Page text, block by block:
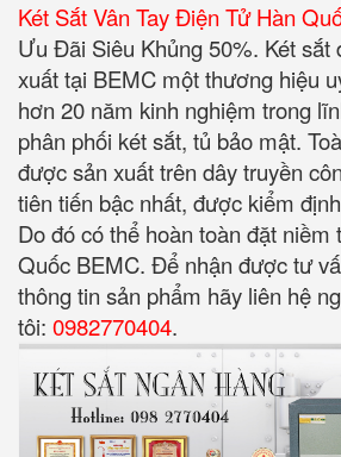
Két Sắt Vân Tay Điện Tử Hàn
Ưu Đãi Siêu Khủng 50%. Két sắt
xuất tại BEMC một thương hiệu
hơn 20 năm kinh nghiệm trong
phân phối két sắt, tủ bảo mật.
được sản xuất trên dây truyền
tiên tiến bậc nhất, được kiểm
Do đó có thể hoàn toàn đặt niềm
Quốc BEMC. Để nhận được tư
thông tin sản phẩm hãy liên hệ
tôi: 0982770404.